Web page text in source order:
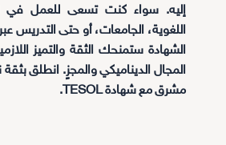
إليه. سواء كنت تسعى للعمل في
اللغوية، الجامعات، أو حتى التدريس
الشهادة ستمنحك الثقة والتميز
المجال الديناميكي والمجزٍ. انطلق
مشرق مع شهادة TESOL.